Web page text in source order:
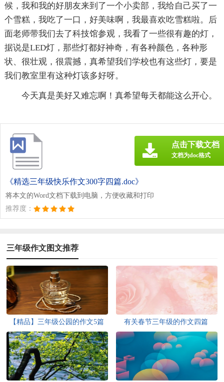
候，我和我的好朋友来到了一个小卖部，我给自己买了一
个雪糕，我吃了一口，好美味啊，我最喜欢吃雪糕啦。后
面老师带我们去了科技馆参观，我看了一些很有趣的灯，
据说是LED灯，那些灯都好神奇，有各种颜色，各种形
状、很壮观，很震撼，真希望我们学校也有这些灯，要是
我们教室里有这种灯该多好呀。
今天真是美好又难忘啊！真希望每天都能这么开心。
《精选三年级快乐作文300字四篇.doc》
将本文的Word文档下载到电脑，方便收藏和打印
推荐度：
点击下载文档
文档为doc格式
三年级作文图文推荐
【精品】三年级公园的作文5篇 有关春节三年级的作文四篇